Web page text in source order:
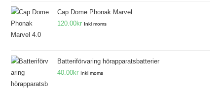
Cap Dome Phonak Marvel
120.00kr Inkl moms
Batteriförvaring hörapparatsbatterier
40.00kr Inkl moms